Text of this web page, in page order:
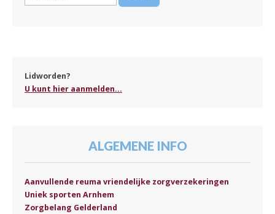
Lidworden?
U kunt hier aanmelden...
ALGEMENE INFO
Aanvullende reuma vriendelijke zorgverzekeringen
Uniek sporten Arnhem
Zorgbelang Gelderland